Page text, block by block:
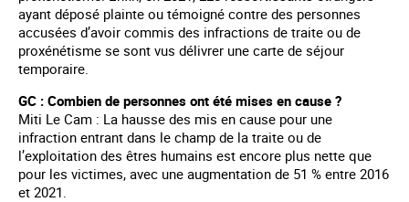
ayant déposé plainte ou témoigné contre des personnes
accusées d’avoir commis des infractions de traite ou de
proxénétisme se sont vus délivrer une carte de séjour
temporaire.
GC : Combien de personnes ont été mises en cause ?
Miti Le Cam : La hausse des mis en cause pour une
infraction entrant dans le champ de la traite ou de
l’exploitation des êtres humains est encore plus nette que
pour les victimes, avec une augmentation de 51 % entre 2016
et 2021.